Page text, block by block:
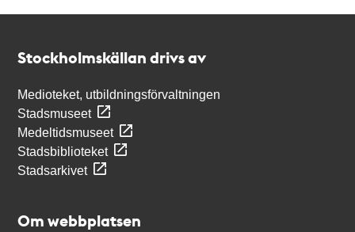
Stockholmskällan drivs av
Medioteket, utbildningsförvaltningen
Stadsmuseet
Medeltidsmuseet
Stadsbiblioteket
Stadsarkivet
Om webbplatsen